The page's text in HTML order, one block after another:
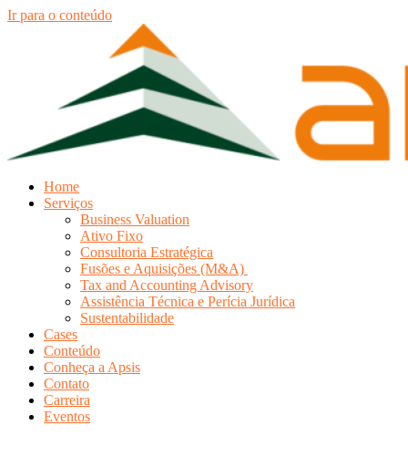
Ir para o conteúdo
Home
Serviços
Business Valuation
Ativo Fixo
Consultoria Estratégica
Fusões e Aquisições (M&A)
Tax and Accounting Advisory
Assistência Técnica e Perícia Jurídica
Sustentabilidade
Cases
Conteúdo
Conheça a Apsis
Contato
Carreira
Eventos